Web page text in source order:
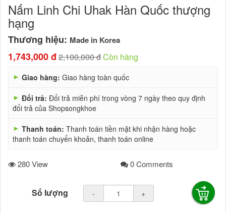
Nấm Linh Chi Uhak Hàn Quốc thượng
hạng
Thương hiệu: Made in Korea
1,743,000 đ2,100,000 đCòn hàng
► Giao hàng: Giao hàng toàn quốc
► Đổi trả: Đổi trả miễn phí trong vòng 7 ngày theo quy định
đổi trả của Shopsongkhoe
► Thanh toán: Thanh toán tiền mặt khi nhận hàng hoặc
thanh toán chuyển khoản, thanh toán online
280 View 0 Comments
Số lượng - +